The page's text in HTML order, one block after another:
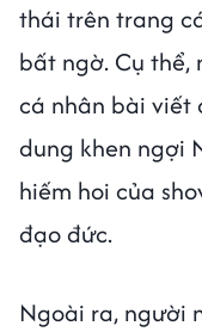
thái trên trang
bất ngờ. Cụ thể,
cá nhân bài viết
dung khen ngợi
hiếm hoi của
đạo đức.
Ngoài ra, người